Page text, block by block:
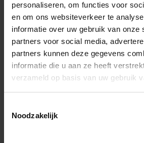
personaliseren, om functies voor
en om ons websiteverkeer te
informatie over uw gebruik van onze
partners voor social media,
partners kunnen deze gegevens
informatie die u aan ze heeft
verzameld op basis van uw gebruik
Noodzakelijk